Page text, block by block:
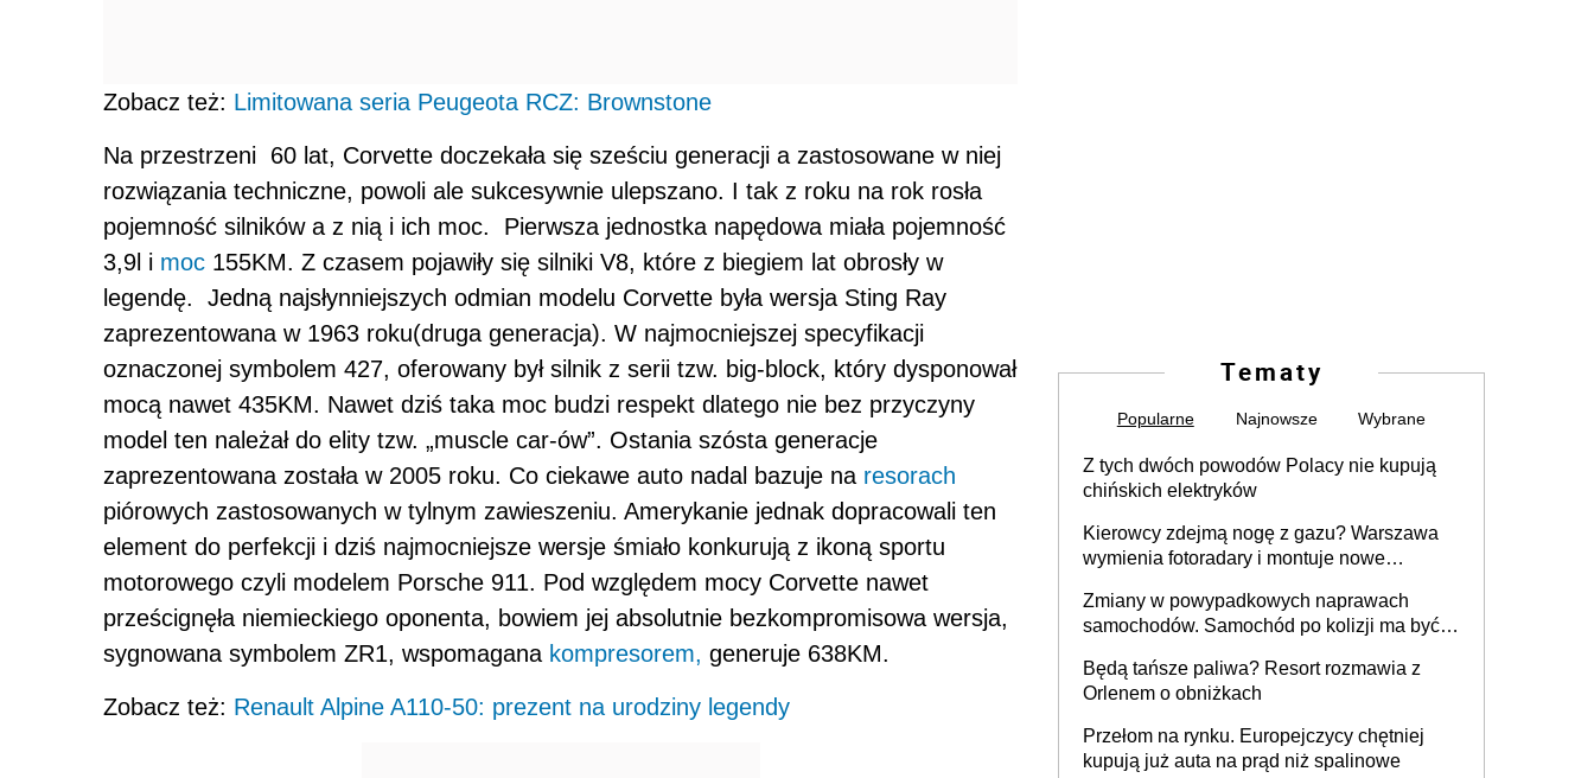
Zobacz też: Limitowana seria Peugeota RCZ: Brownstone
Na przestrzeni 60 lat, Corvette doczekała się sześciu generacji a zastosowane w niej
rozwiązania techniczne, powoli ale sukcesywnie ulepszano. I tak z roku na rok rosła
pojemność silników a z nią i ich moc. Pierwsza jednostka napędowa miała pojemność
3,9l i moc 155KM. Z czasem pojawiły się silniki V8, które z biegiem lat obrosły w
legendę. Jedną najsłynniejszych odmian modelu Corvette była wersja Sting Ray
zaprezentowana w 1963 roku(druga generacja). W najmocniejszej specyfikacji
oznaczonej symbolem 427, oferowany był silnik z serii tzw. big-block, który dysponował
mocą nawet 435KM. Nawet dziś taka moc budzi respekt dlatego nie bez przyczyny
model ten należał do elity tzw. „muscle car-ów”. Ostania szósta generacje
zaprezentowana została w 2005 roku. Co ciekawe auto nadal bazuje na resorach
piórowych zastosowanych w tylnym zawieszeniu. Amerykanie jednak dopracowali ten
element do perfekcji i dziś najmocniejsze wersje śmiało konkurują z ikoną sportu
motorowego czyli modelem Porsche 911. Pod względem mocy Corvette nawet
prześcignęła niemieckiego oponenta, bowiem jej absolutnie bezkompromisowa wersja,
sygnowana symbolem ZR1, wspomagana kompresorem, generuje 638KM.
Zobacz też: Renault Alpine A110-50: prezent na urodziny legendy
Tematy
Popularne Najnowsze Wybrane
Z tych dwóch powodów Polacy nie kupują
chińskich elektryków
Kierowcy zdejmą nogę z gazu? Warszawa
wymienia fotoradary i montuje nowe
Zmiany w powypadkowych naprawach
samochodów. Samochód po kolizji ma być
technologią producenta
Będą tańsze paliwa? Resort rozmawia z
Orlenem o obniżkach
Przełom na rynku. Europejczycy chętniej
kupują już auta na prąd niż spalinowe